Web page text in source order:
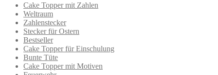
Cake Topper mit Zahlen
Weltraum
Zahlenstecker
Stecker für Ostern
Bestseller
Cake Topper für Einschulung
Bunte Tüte
Cake Topper mit Motiven